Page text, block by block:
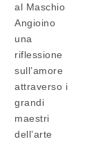
al Maschio
Angioino
una
riflessione
sull’amore
attraverso i
grandi
maestri
dell’arte